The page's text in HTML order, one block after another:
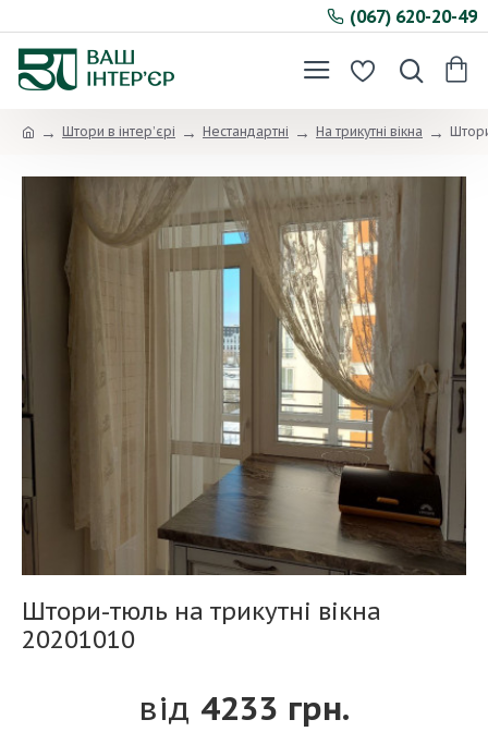
(067) 620-20-49
Штори в інтер’єрі Нестандартні На трикутні вікна
Штори-тюль на трикутні вікна
20201010
4233 грн.